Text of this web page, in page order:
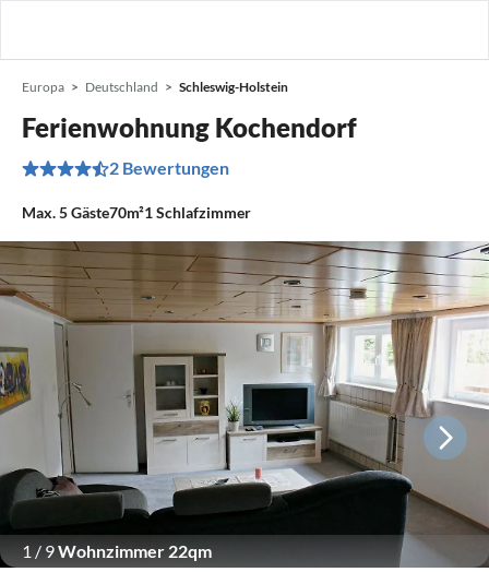
Europa Deutschland Schleswig-Holstein
Ferienwohnung Kochendorf
2 Bewertungen
Max.5Gäste70m²1Schlafzimmer
1 / 9Wohnzimmer 22qm